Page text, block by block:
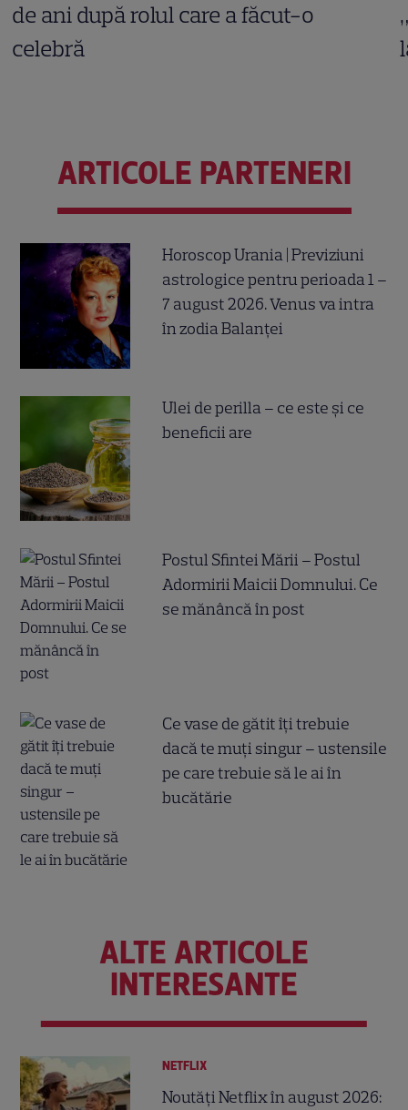
de ani după rolul care a făcut-o
celebră
ARTICOLE PARTENERI
Horoscop Urania | Previziuni
astrologice pentru perioada 1 –
7 august 2026. Venus va intra
în zodia Balanței
Ulei de perilla – ce este și ce
beneficii are
Postul Sfintei Mării – Postul
Adormirii Maicii Domnului. Ce
se mănâncă în post
Ce vase de gătit îți trebuie
dacă te muți singur – ustensile
pe care trebuie să le ai în
bucătărie
ALTE ARTICOLE
INTERESANTE
NETFLIX
Noutăți Netflix în august 2026: